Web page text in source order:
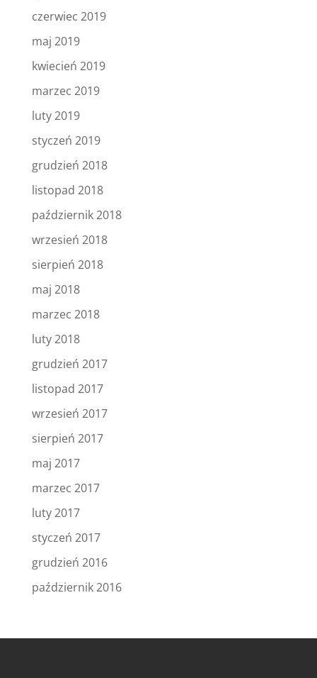
czerwiec 2019
maj 2019
kwiecień 2019
marzec 2019
luty 2019
styczeń 2019
grudzień 2018
listopad 2018
październik 2018
wrzesień 2018
sierpień 2018
maj 2018
marzec 2018
luty 2018
grudzień 2017
listopad 2017
wrzesień 2017
sierpień 2017
maj 2017
marzec 2017
luty 2017
styczeń 2017
grudzień 2016
październik 2016